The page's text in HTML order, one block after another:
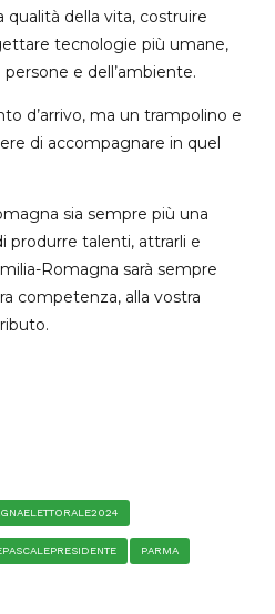
qualità della vita, costruire
tecnologie più umane,
e dell’ambiente.
d’arrivo, ma un trampolino e
di accompagnare in quel
sia sempre più una
produrre talenti, attrarli e
Romagna sarà sempre
competenza, alla vostra
PARMA